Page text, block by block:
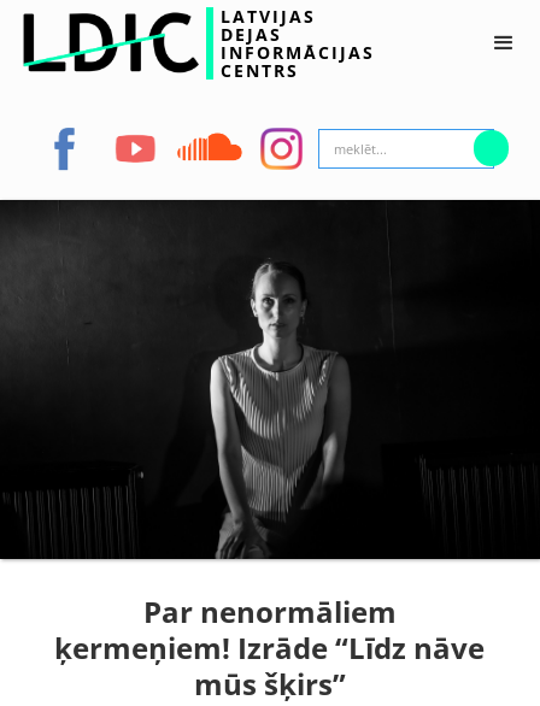
LATVIJAS
DEJAS
INFORMĀCIJAS
CENTRS
Par nenormāliem
ķermeņiem! Izrāde “Līdz nāve
mūs šķirs”